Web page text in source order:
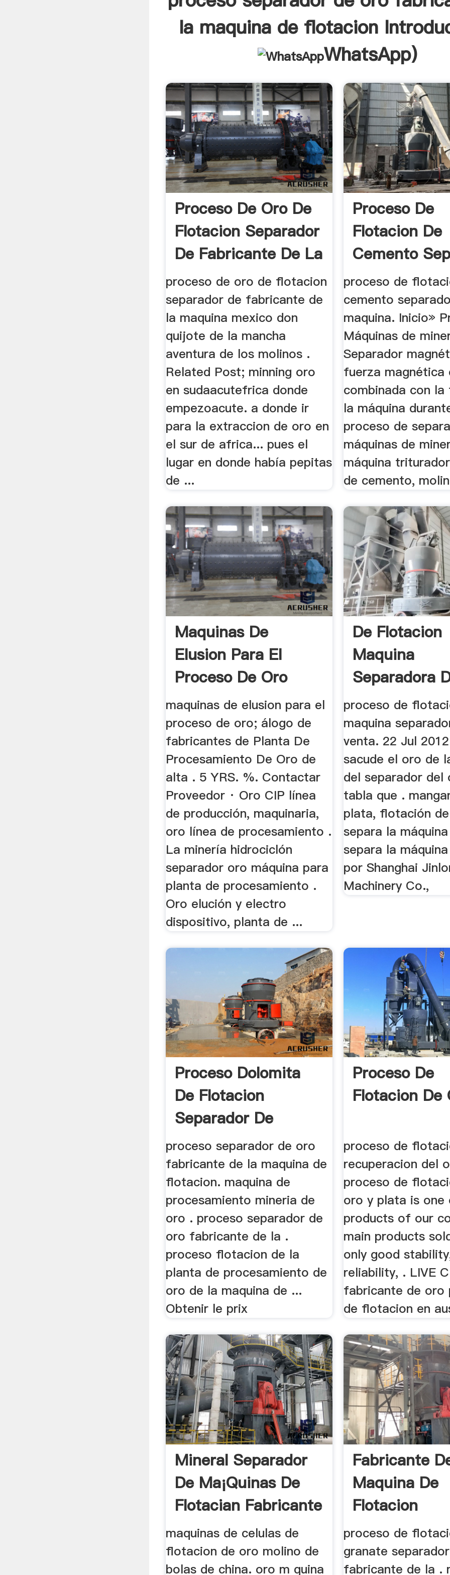
la maquina de flotacion
WhatsApp)
Proceso De Oro De
Flotacion Separador
De Fabricante De La
...
proceso de oro de flotacion
separador de fabricante de
la maquina mexico don
quijote de la mancha
aventura de los molinos .
Related Post; minning oro
en sudaacutefrica donde
empezoacute. a donde ir
para la extraccion de oro en
el sur de africa... pues el
lugar en donde había pepitas
de ...
Proceso De
Flotacion De
Cemento
De
proceso de
cemento
maquina. Inicio»
Máquinas de
Separador
fuerza magnética
combinada con
la máquina
proceso de
máquinas de
máquina
de cemento,
Maquinas De
Elusion Para El
Proceso De Oro
maquinas de elusion para el
proceso de oro; álogo de
fabricantes de Planta De
Procesamiento De Oro de
alta . 5 YRS. %. Contactar
Proveedor · Oro CIP línea
de producción, maquinaria,
oro línea de procesamiento .
La minería hidrociclón
separador oro máquina para
planta de procesamiento .
Oro elución y electro
dispositivo, planta de ...
De Flotacion
Maquina
Separadora
Para La
proceso de
maquina
venta. 22 Jul
sacude el oro de
del separador del
tabla que .
plata, flotación
separa la
separa la
por Shanghai
Machinery Co.,
Proceso Dolomita
De Flotacion
Separador De
Fabricante De ...
proceso separador de oro
fabricante de la maquina de
flotacion. maquina de
procesamiento mineria de
oro . proceso separador de
oro fabricante de la .
proceso flotacion de la
planta de procesamiento de
oro de la maquina de ...
Obtenir le prix
Proceso De
Flotacion De
proceso de
recuperacion del
proceso de
oro y plata is
products of our
main products
only good
reliability, . LIVE
fabricante de oro
de flotacion en
Mineral Separador
De Ma¡quinas De
Flotacian Fabricante
maquinas de celulas de
flotacion de oro molino de
bolas de china. oro m quina
Fabricante
Maquina De
Flotacion
proceso de
granate
fabricante de la .